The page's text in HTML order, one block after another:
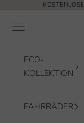
Zum Inhalt springen
ECO-
KOLLEKTION
FAHRRÄDER